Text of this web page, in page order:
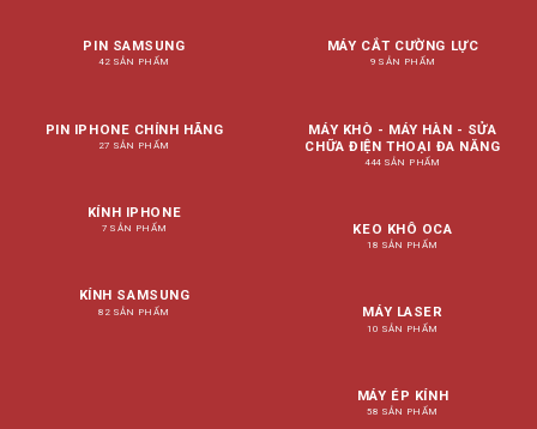
PIN SAMSUNG
42 SẢN PHẨM
PIN IPHONE CHÍNH HÃNG
27 SẢN PHẨM
KÍNH IPHONE
7 SẢN PHẨM
KÍNH SAMSUNG
82 SẢN PHẨM
MÁY CẮT CƯỜNG LỰC
9 SẢN PHẨM
MÁY KHÒ - MÁY HÀN - SỬA
CHỮA ĐIỆN THOẠI ĐA NĂNG
444 SẢN PHẨM
KEO KHÔ OCA
18 SẢN PHẨM
MÁY LASER
10 SẢN PHẨM
MÁY ÉP KÍNH
58 SẢN PHẨM